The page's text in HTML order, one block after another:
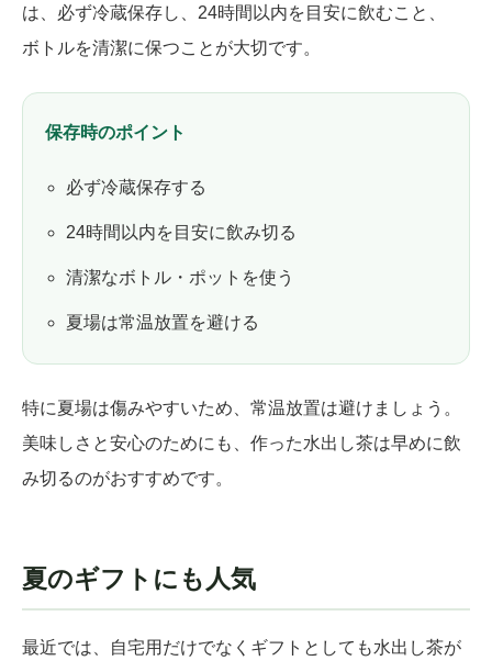
は、必ず冷蔵保存し、24時間以内を目安に飲むこと、
ボトルを清潔に保つことが大切です。
保存時のポイント
必ず冷蔵保存する
24時間以内を目安に飲み切る
清潔なボトル・ポットを使う
夏場は常温放置を避ける
特に夏場は傷みやすいため、常温放置は避けましょう。
美味しさと安心のためにも、作った水出し茶は早めに飲
み切るのがおすすめです。
夏のギフトにも人気
最近では、自宅用だけでなくギフトとしても水出し茶が